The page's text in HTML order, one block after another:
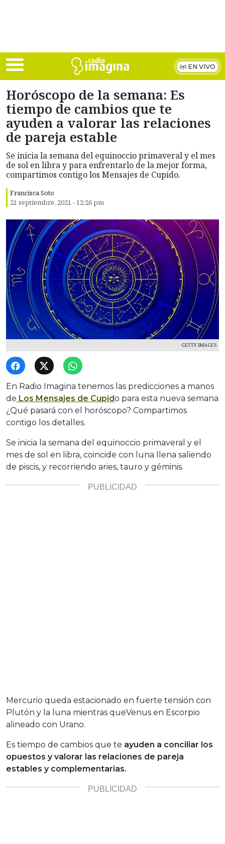
EN VIVO
Horóscopo de la semana: Es
tiempo de cambios que te
ayuden a valorar las relaciones
de pareja estable
Se inicia la semana del equinoccio primaveral y el mes
de sol en libra y para enfrentarlo de la mejor forma,
compartimos contigo los Mensajes de Cupido.
Francisca Soto
21 septiembre, 2021 - 12:26 pm
GETTY IMAGES
En Radio Imagina tenemos las predicciones a manos
de Los Mensajes de Cupido para esta nueva semana
¿Qué pasará con el horóscopo? Compartimos
contigo los detalles.
Se inicia la semana del equinoccio primaveral y el
mes de sol en libra, coincide con luna llena saliendo
de piscis, y recorriendo aries, tauro y géminis.
Mercurio queda estacionado en fuerte tensión con
Plutón y la luna mientras queVenus en Escorpio
alineado con Urano.
Es tiempo de cambios que te ayuden a conciliar los
opuestos y valorar las relaciones de pareja
estables y complementarias.